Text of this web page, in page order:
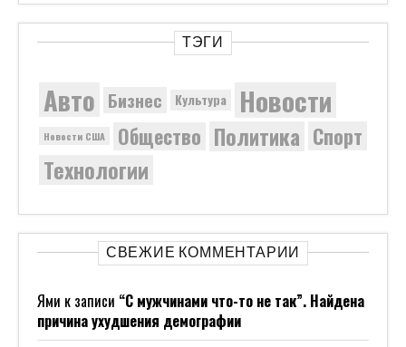
ТЭГИ
Авто Бизнес Культура Новости
Новости США Общество Политика Спорт
Технологии
СВЕЖИЕ КОММЕНТАРИИ
Ями к записи “С мужчинами что-то не так”. Найдена
причина ухудшения демографии